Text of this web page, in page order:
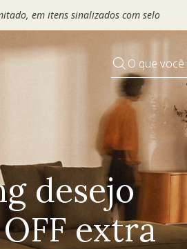
OFF*: useMOVEL30, TEXTIL30 OU
O que
rituais
mudanças